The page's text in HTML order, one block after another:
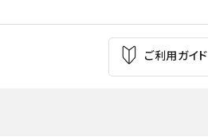
ご利用ガイド